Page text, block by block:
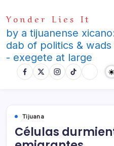
to
content
Yonder Lies It
by a tijuanense
dab of politics &
- exegete at large
Tijuana
Células